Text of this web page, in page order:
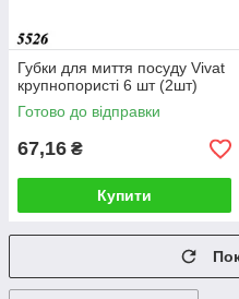
Губки для миття посуду Vivat
крупнопористі 6 шт (2шт)
Готово до відправки
67,16 ₴
Купити